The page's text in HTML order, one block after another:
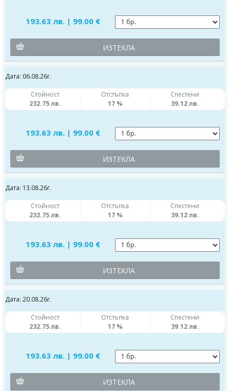
193.63 лв. | 99.00 €
ИЗТЕКЛА
Дата: 06.08.26г.
Стойност
232.75 лв.
Отстъпка
17 %
Спестени
39.12 лв.
193.63 лв. | 99.00 €
ИЗТЕКЛА
Дата: 13.08.26г.
Стойност
232.75 лв.
Отстъпка
17 %
Спестени
39.12 лв.
193.63 лв. | 99.00 €
ИЗТЕКЛА
Дата: 20.08.26г.
Стойност
232.75 лв.
Отстъпка
17 %
Спестени
39.12 лв.
193.63 лв. | 99.00 €
ИЗТЕКЛА